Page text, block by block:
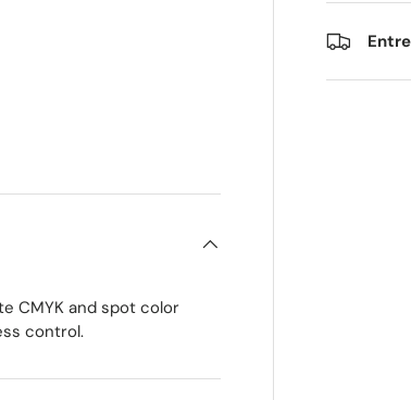
CMYK and spot color
control.